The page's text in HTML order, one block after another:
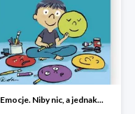
Emocje. Niby nic, a jednak...